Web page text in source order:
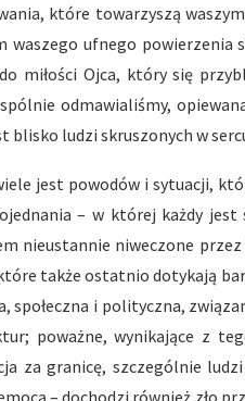
które towarzyszą
waszego ufnego powierzenia
miłości Ojca, który się
odmawialiśmy,
blisko ludzi skruszonych w
jest powodów i sytuacji,
– w której każdy
nieustannie niweczone
także ostatnio dotykają
społeczna i polityczna,
poważne, wynikające z
za granicę, szczególnie
– dochodzi również zło